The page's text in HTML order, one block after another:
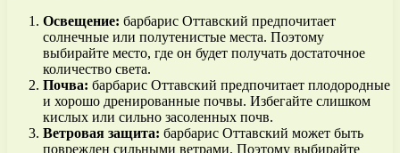
Освещение: барбарис Оттавский предпочитает
солнечные или полутенистые места. Поэтому
выбирайте место, где он будет получать достаточное
количество света.
Почва: барбарис Оттавский предпочитает плодородные
и хорошо дренированные почвы. Избегайте слишком
кислых или сильно засоленных почв.
Ветровая защита: барбарис Оттавский может быть
поврежден сильными ветрами. Поэтому выбирайте